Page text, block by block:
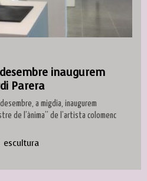
inaugurem
Parera
a migdia, inaugurem
de l’ànima” de l’artista colomenc
escultura